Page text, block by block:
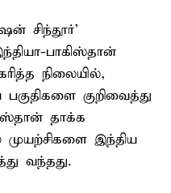
சிந்தூர்'
பாகிஸ்தான்
நிலையில்,
குறிவைத்து
தாக்க
முயற்சிகளை இந்திய
வந்தது.